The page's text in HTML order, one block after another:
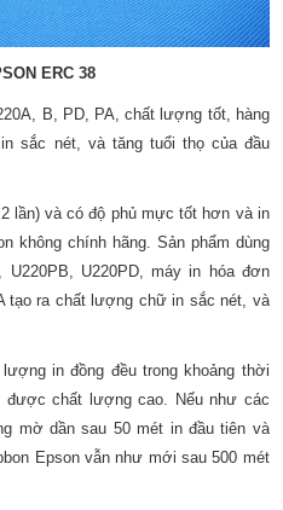
ERC 38
B, PD, PA, chất lượng tốt, hàng
sắc nét, và tăng tuổi thọ của đầu
lần) và có độ phủ mực tốt hơn và in
không chính hãng. Sản phẩm dùng
U220PD, máy in hóa đơn
tạo ra chất lượng chữ in sắc nét, và
in đồng đều trong khoảng thời
được chất lượng cao. Nếu như các
mờ dần sau 50 mét in đầu tiên và
Epson vẫn như mới sau 500 mét